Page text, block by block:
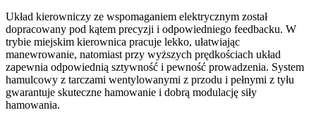
Układ kierowniczy ze wspomaganiem elektrycznym został
dopracowany pod kątem precyzji i odpowiedniego feedbacku. W
trybie miejskim kierownica pracuje lekko, ułatwiając
manewrowanie, natomiast przy wyższych prędkościach układ
zapewnia odpowiednią sztywność i pewność prowadzenia. System
hamulcowy z tarczami wentylowanymi z przodu i pełnymi z tyłu
gwarantuje skuteczne hamowanie i dobrą modulację siły
hamowania.